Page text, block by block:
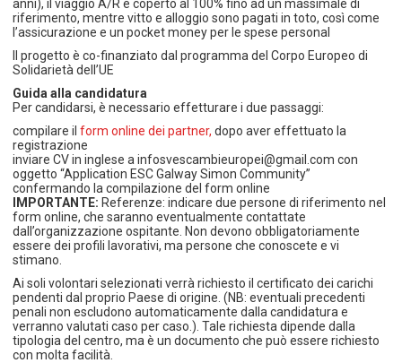
anni), il viaggio A/R è coperto al 100% fino ad un massimale di
riferimento, mentre vitto e alloggio sono pagati in toto, così come
l’assicurazione e un pocket money per le spese personal
Il progetto è co-finanziato dal programma del Corpo Europeo di
Solidarietà dell’UE
Guida alla candidatura
Per candidarsi, è necessario effetturare i due passaggi:
compilare ilform online dei partner, dopo aver effettuato la
registrazione
inviare CV in inglese a infosvescambieuropei@gmail.com con
oggetto “Application ESC Galway Simon Community”
confermando la compilazione del form online
IMPORTANTE: Referenze: indicare due persone di riferimento nel
form online, che saranno eventualmente contattate
dall’organizzazione ospitante. Non devono obbligatoriamente
essere dei profili lavorativi, ma persone che conoscete e vi
stimano.
Ai soli volontari selezionati verrà richiesto il certificato dei carichi
pendenti dal proprio Paese di origine. (NB: eventuali precedenti
penali non escludono automaticamente dalla candidatura e
verranno valutati caso per caso.). Tale richiesta dipende dalla
tipologia del centro, ma è un documento che può essere richiesto
con molta facilità.